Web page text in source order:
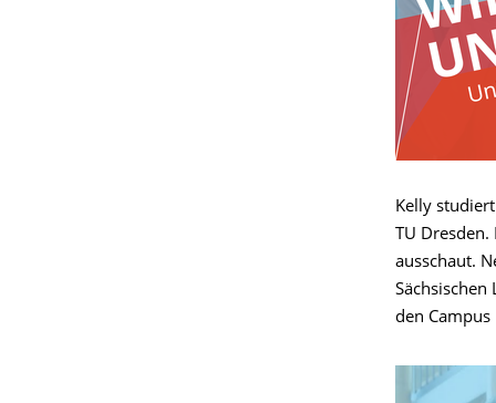
Kelly
TU
ausschaut.
Sächsischen
den